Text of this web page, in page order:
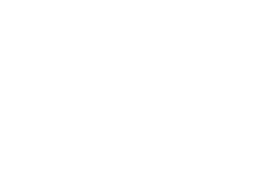
SIC)